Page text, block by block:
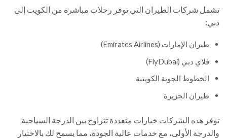
تشمل شركات الطيران التي توفر رحلات مباشرة من الكويت إلى
دبي:
طيران الإمارات (Emirates Airlines)
فلاي دبي (FlyDubai)
الخطوط الجوية الكويتية
طيران الجزيرة
توفر هذه الشركات خيارات متعددة تتراوح بين الدرجة السياحية
والدرجة الأولى، مع خدمات عالية الجودة، مما يسمح لك بالاختيار